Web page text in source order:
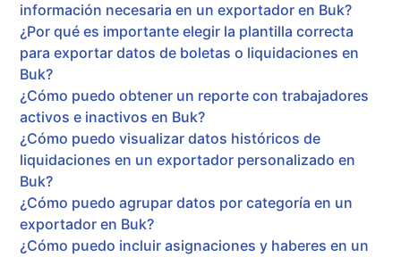
información necesaria en un exportador en Buk?
¿Por qué es importante elegir la plantilla correcta
para exportar datos de boletas o liquidaciones en
Buk?
¿Cómo puedo obtener un reporte con trabajadores
activos e inactivos en Buk?
¿Cómo puedo visualizar datos históricos de
liquidaciones en un exportador personalizado en
Buk?
¿Cómo puedo agrupar datos por categoría en un
exportador en Buk?
¿Cómo puedo incluir asignaciones y haberes en un